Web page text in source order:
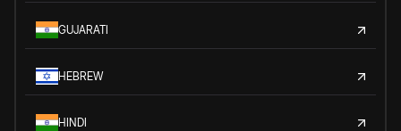
GUJARATI
HEBREW
HINDI